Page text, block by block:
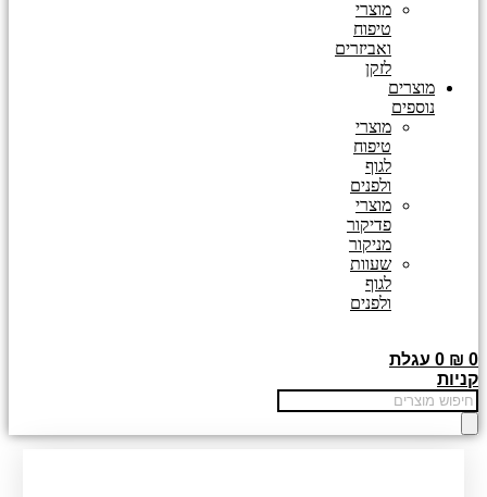
מוצרי
טיפוח
ואביזרים
לזקן
מוצרים
נוספים
מוצרי
טיפוח
לגוף
ולפנים
מוצרי
פדיקור
מניקור
שעוות
לגוף
ולפנים
₪ 0
0 עגלת
קניות
Products
search